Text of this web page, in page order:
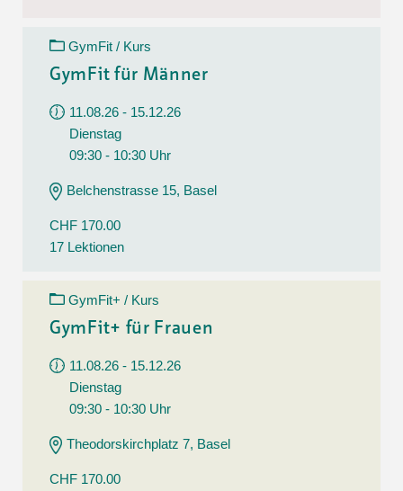
GymFit / Kurs
GymFit für Männer
11.08.26 - 15.12.26
Dienstag
09:30 - 10:30 Uhr
Belchenstrasse 15, Basel
CHF 170.00
17 Lektionen
GymFit+ / Kurs
GymFit+ für Frauen
11.08.26 - 15.12.26
Dienstag
09:30 - 10:30 Uhr
Theodorskirchplatz 7, Basel
CHF 170.00